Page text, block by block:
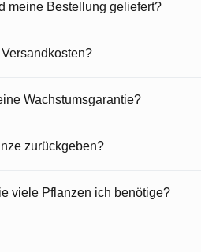
meine Bestellung geliefert?
Wachstumsgarantie?
zurückgeben?
viele Pflanzen ich benötige?